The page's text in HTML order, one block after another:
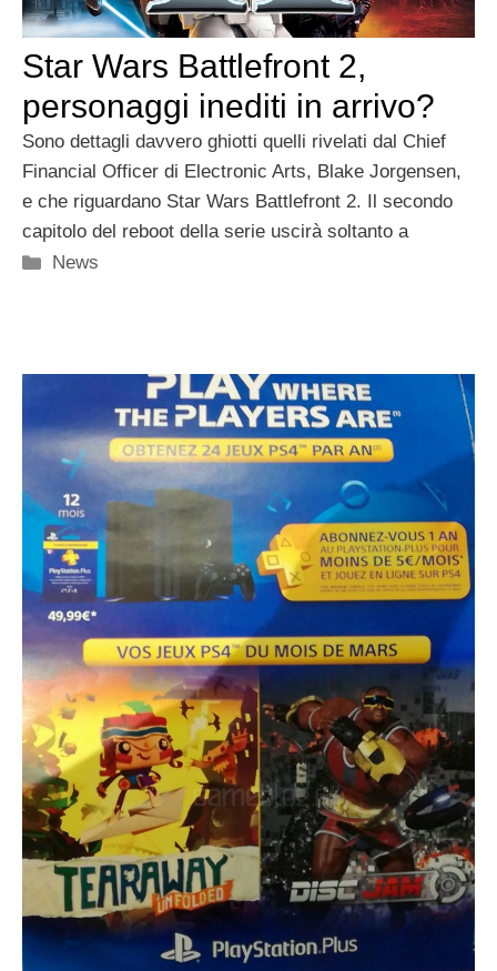
Star Wars Battlefront 2,
personaggi inediti in arrivo?
Sono dettagli davvero ghiotti quelli rivelati dal Chief
Financial Officer di Electronic Arts, Blake Jorgensen,
e che riguardano Star Wars Battlefront 2. Il secondo
capitolo del reboot della serie uscirà soltanto a
Categorie
News